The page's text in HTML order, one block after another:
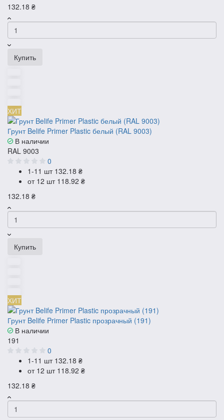
132.18 ₴
Купить
ХИТ
Грунт Belife Primer Plastic белый (RAL 9003)
В наличии
RAL 9003
0
1-11 шт 132.18 ₴
от 12 шт 118.92 ₴
132.18 ₴
Купить
ХИТ
Грунт Belife Primer Plastic прозрачный (191)
В наличии
191
0
1-11 шт 132.18 ₴
от 12 шт 118.92 ₴
132.18 ₴